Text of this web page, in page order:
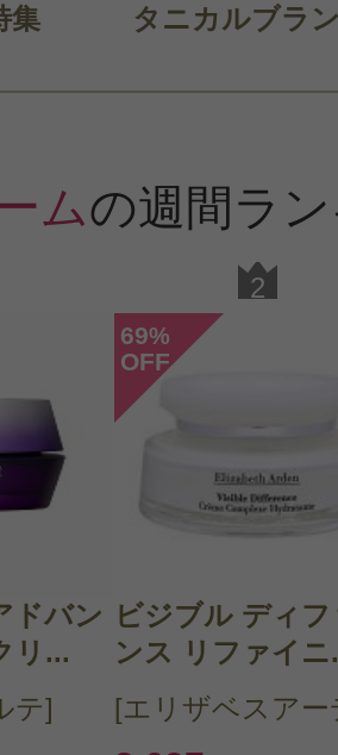
集
タニカルブラ
ムの週間ラ
ドバン
リ...
テ]
2
69%
OFF
ビジブル ディ
ンス リファイニ
[エリザベスアー